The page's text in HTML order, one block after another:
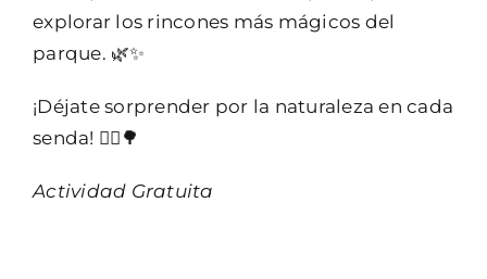
explorar los rincones más mágicos del
parque. 🌿✨
¡Déjate sorprender por la naturaleza en cada
senda! 🚶‍♂️🌳
Actividad Gratuita